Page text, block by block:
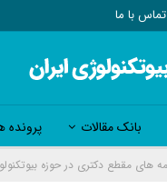
تماس با ما
بانک مقالات پرونده